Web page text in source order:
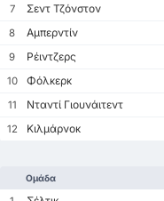
7
Σεντ Τζόνστον
8
Αμπερντίν
9
Ρέιντζερς
10
Φόλκερκ
11
Νταντί Γιουνάιτεντ
12
Κιλμάρνοκ
Ομάδα